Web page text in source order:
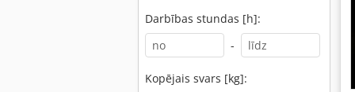
Darbības stundas [h]:
-
Kopējais svars [kg]: